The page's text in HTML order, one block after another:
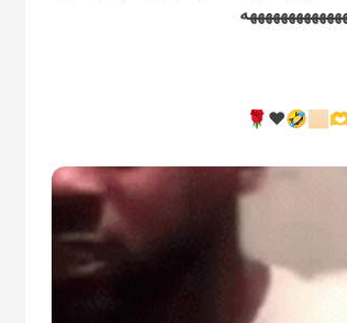
<<<<🏃🏻‍♀️🏃🏻‍♀️🏃🏻‍♀️🏃🏻‍♀️🏃🏻‍♀️ يا ويلنا مع العروس لما تجي وتشوف حشنا فيها 🫶🏻🤣❤️🌹